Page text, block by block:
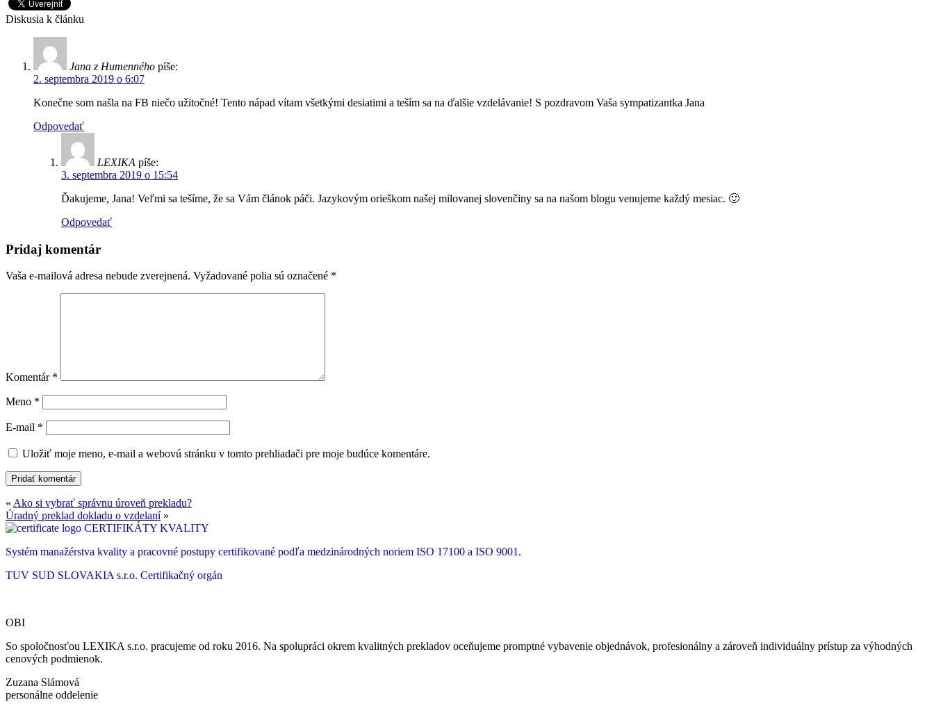
Diskusia k článku
Jana z Humenného píše:
2. septembra 2019 o 6:07
Konečne som našla na FB niečo užitočné! Tento nápad vítam všetkými desiatimi a teším sa na ďalšie vzdelávanie! S pozdravom Vaša sympatizantka Jana
Odpovedať
LEXIKA píše:
3. septembra 2019 o 15:54
Ďakujeme, Jana! Veľmi sa tešíme, že sa Vám článok páči. Jazykovým orieškom našej milovanej slovenčiny sa na našom blogu venujeme každý mesiac. 🙂
Odpovedať
Pridaj komentár
Vaša e-mailová adresa nebude zverejnená. Vyžadované polia sú označené *
Komentár *
Meno *
E-mail *
Uložiť moje meno, e-mail a webovú stránku v tomto prehliadači pre moje budúce komentáre.
« Ako si vybrať správnu úroveň prekladu?
Úradný preklad dokladu o vzdelaní»
CERTIFIKÁTY KVALITY
Systém manažérstva kvality a pracovné postupy certifikované podľa medzinárodných noriem ISO 17100 a ISO 9001.
TUV SUD SLOVAKIA s.r.o. Certifikačný orgán
OBI
So spoločnosťou LEXIKA s.r.o. pracujeme od roku 2016. Na spolupráci okrem kvalitných prekladov oceňujeme promptné vybavenie objednávok, profesionálny a zároveň individuálny prístup za výhodných
cenových podmienok.
Zuzana Slámová
personálne oddelenie